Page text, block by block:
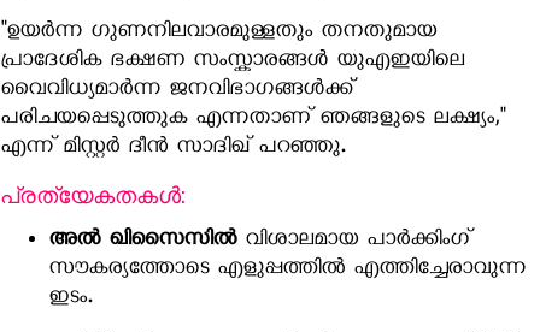
"ഉയർന്ന ഗുണനിലവാരമുള്ളതും തനതുമായ
പ്രാദേശിക ഭക്ഷണ സംസ്കാരങ്ങൾ യുഎഇയിലെ
വൈവിധ്യമാർന്ന ജനവിഭാഗങ്ങൾക്ക്
പരിചയപ്പെടുത്തുക എന്നതാണ് ഞങ്ങളുടെ ലക്ഷ്യം,"
എന്ന് മിസ്റ്റർ ദീൻ സാദിഖ് പറഞ്ഞു.
പ്രത്യേകതകൾ:
അൽ ഖിസൈസിൽവിശാലമായ പാർക്കിംഗ്
സൗകര്യത്തോടെ എളുപ്പത്തിൽ എത്തിച്ചേരാവുന്ന
ഇടം.